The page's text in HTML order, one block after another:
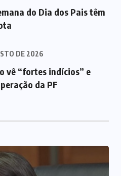
do Dia dos Pais têm
DE 2026
vê “fortes indícios” e
da PF